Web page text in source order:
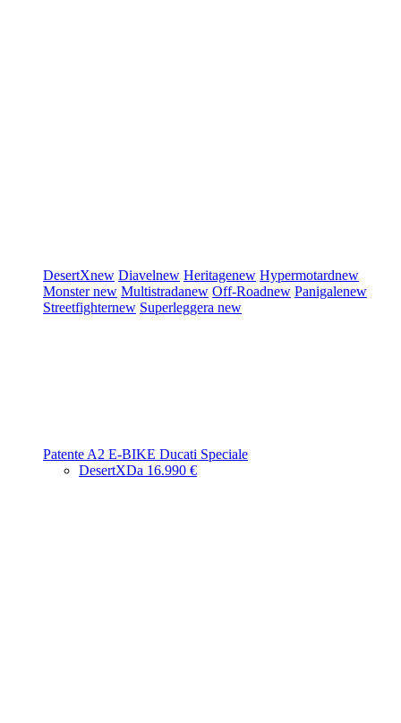
DesertXnew Diavelnew Heritagenew Hypermotardnew
Monsternew Multistradanew Off-Roadnew Panigalenew
Streetfighternew Superleggera new
Patente A2 E-BIKE Ducati Speciale
DesertXDa 16.990 €